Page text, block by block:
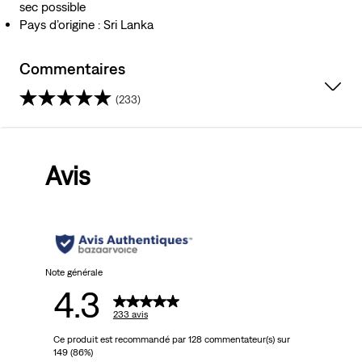
sec possible
Pays d’origine : Sri Lanka
Commentaires
(233)
avis
Avis
Note générale
4.3 233 avis
Ce produit est recommandé par 128 commentateur(s) sur
149 (86%)